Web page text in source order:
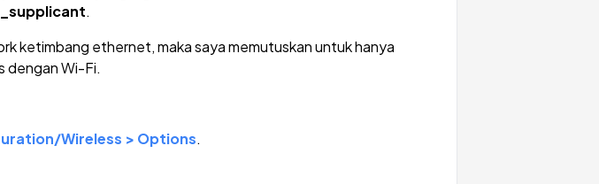
.
ketimbang ethernet, maka saya memutuskan untuk hanya
dengan Wi-Fi.
Wireless > Options.